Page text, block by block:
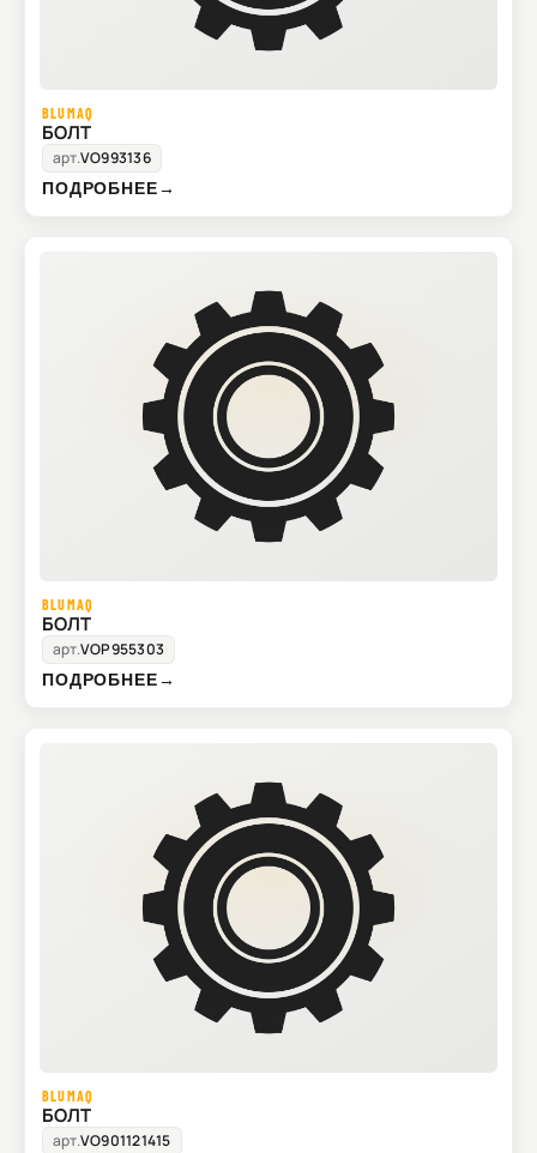
BLUMAQ
БОЛТ
арт.VO993136
ПОДРОБНЕЕ→
BLUMAQ
БОЛТ
арт.VOP955303
ПОДРОБНЕЕ→
BLUMAQ
БОЛТ
арт.VO901121415